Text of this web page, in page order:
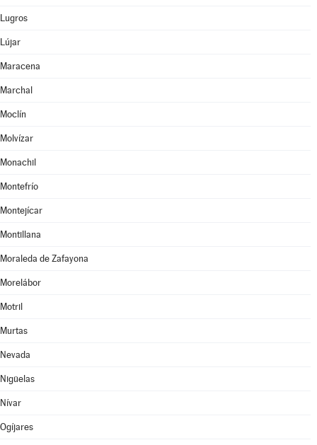
Lugros
Lújar
Maracena
Marchal
Moclín
Molvízar
Monachil
Montefrío
Montejícar
Montillana
Moraleda de Zafayona
Morelábor
Motril
Murtas
Nevada
Nigüelas
Nívar
Ogíjares